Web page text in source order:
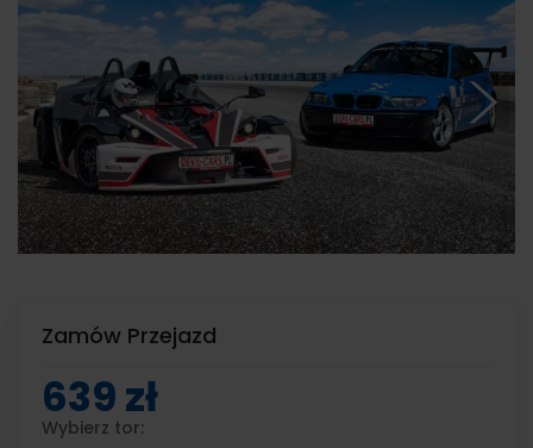
Zamów Przejazd
639 zł
Wybierz tor: